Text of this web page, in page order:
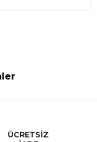
ÜCRETSİZ